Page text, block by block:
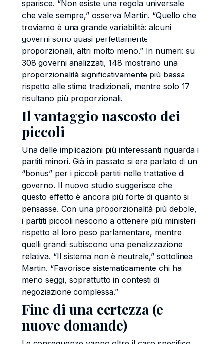
sparisce. “Non esiste una regola universale
che vale sempre,” osserva Martin. “Quello che
troviamo è una grande variabilità: alcuni
governi sono quasi perfettamente
proporzionali, altri molto meno.” In numeri: su
308 governi analizzati, 148 mostrano una
proporzionalità significativamente più bassa
rispetto alle stime tradizionali, mentre solo 17
risultano più proporzionali.
Il vantaggio nascosto dei
piccoli
Una delle implicazioni più interessanti riguarda i
partiti minori. Già in passato si era parlato di un
“bonus” per i piccoli partiti nelle trattative di
governo. Il nuovo studio suggerisce che
questo effetto è ancora più forte di quanto si
pensasse. Con una proporzionalità più debole,
i partiti piccoli riescono a ottenere più ministeri
rispetto al loro peso parlamentare, mentre
quelli grandi subiscono una penalizzazione
relativa. “Il sistema non è neutrale,” sottolinea
Martin. “Favorisce sistematicamente chi ha
meno seggi, soprattutto in contesti di
negoziazione complessa.”
Fine di una certezza (e
nuove domande)